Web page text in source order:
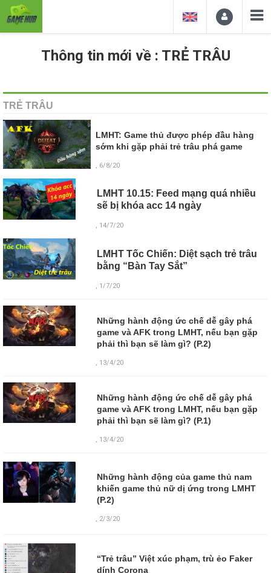
Thông tin mới về : TRẺ TRÂU
TRẺ TRÂU
LMHT: Game thủ được phép đầu hàng
sớm khi gặp phải trẻ trâu phá game
, 6/8/20
LMHT 10.15: Feed mạng quá nhiều
sẽ bị khóa acc 14 ngày
, 14/7/20
LMHT Tốc Chiến: Diệt sạch trẻ trâu
bằng “Bàn Tay Sắt”
, 1/7/20
Những hành động ức chế dễ gây phá
game và AFK trong LMHT, nếu bạn gặp
phải thì bạn sẽ làm gì? (P.2)
, 13/4/20
Những hành động ức chế dễ gây phá
game và AFK trong LMHT, nếu bạn gặp
phải thì bạn sẽ làm gì? (P.1)
, 13/4/20
Những hành động của game thủ nam
khiến game thủ nữ dị ứng trong LMHT
(P.2)
, 2/3/20
“Trẻ trâu” Việt xúc phạm, trù ẻo Faker
dính Corona